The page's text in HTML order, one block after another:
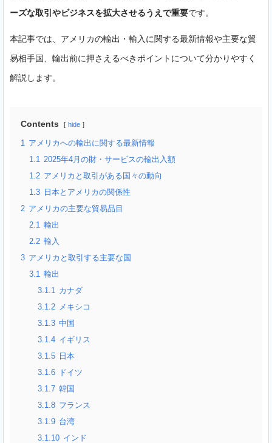
ーズな取引やビジネスを拡大させるうえで重要です。
本記事では、アメリカの輸出・輸入に関する最新情報や主要な貿
易相手国、輸出前に押さえるべきポイントについて分かりやすく
解説します。
Contents hide
1
アメリカへの輸出に関する最新情報
1.1
2025年4月の財・サービスの輸出入額
1.2 アメリカと取引がある国々の動向
1.3
日本とアメリカの関係性
2 アメリカの主要な貿易品目
2.1
輸出
2.2 輸入
3 アメリカと取引する主要な国
3.1
輸出
3.1.1
カナダ
3.1.2
メキシコ
3.1.3 中国
3.1.4 イギリス
3.1.5
日本
3.1.6
ドイツ
3.1.7 韓国
3.1.8 フランス
3.1.9 台湾
3.1.10 インド